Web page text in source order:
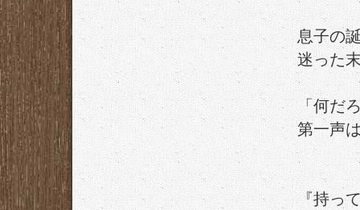
息子の
迷った
「何だ
第一声
『持っ